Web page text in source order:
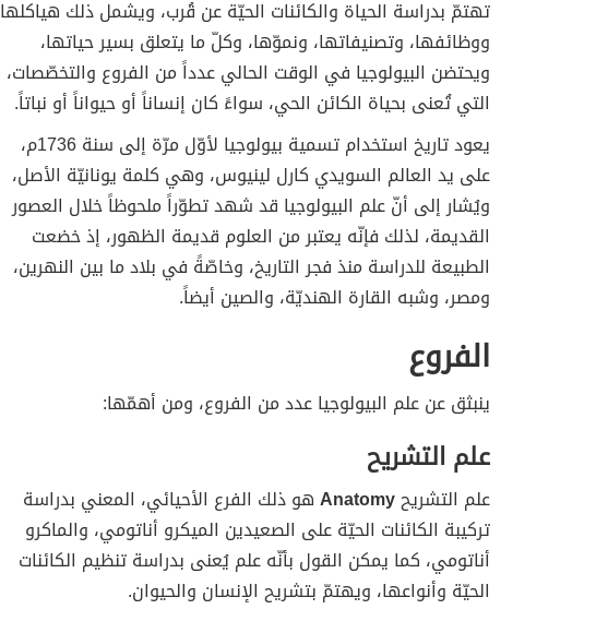
تهتمّ بدراسة الحياة والكائنات الحيّة عن قُرب، ويشمل ذلك هياكلها
ووظائفها، وتصنيفاتها، ونموّها، وكلّ ما يتعلق بسير حياتها،
ويحتضن البيولوجيا في الوقت الحالي عدداً من الفروع والتخصّصات،
التي تُعنى بحياة الكائن الحي، سواءً كان إنساناً أو حيواناً أو نباتاً.
يعود تاريخ استخدام تسمية بيولوجيا لأوّل مرّة إلى سنة 1736م،
على يد العالم السويدي كارل لينيوس، وهي كلمة يونانيّة الأصل،
ويُشار إلى أنّ علم البيولوجيا قد شهد تطوّراً ملحوظاً خلال العصور
القديمة، لذلك فإنّه يعتبر من العلوم قديمة الظهور، إذ خضعت
الطبيعة للدراسة منذ فجر التاريخ، وخاصّةً في بلاد ما بين النهرين،
ومصر، وشبه القارة الهنديّة، والصين أيضاً.
الفروع
ينبثق عن علم البيولوجيا عدد من الفروع، ومن أهمّها:
علم التشريح
علم التشريحAnatomyهو ذلك الفرع الأحيائي، المعني بدراسة
تركيبة الكائنات الحيّة على الصعيدين الميكرو أناتومي، والماكرو
أناتومي، كما يمكن القول بأنّه علم يُعنى بدراسة تنظيم الكائنات
الحيّة وأنواعها، ويهتمّ بتشريح الإنسان والحيوان.